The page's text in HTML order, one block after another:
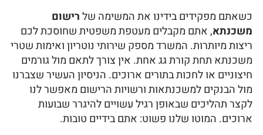
כשאתם מפקידים בידינו את המשימה שלרישום
משכנתא, אתם מקבלים מעטפת משפטית שחוסכת לכם
ריצות מיותרות. המשרד מספק שירותי נוטריון ואימות שטרי
משכנתא תחת קורת גג אחת. אין צורך לתאם מול גורמים
חיצוניים או לחכות בתורים ארוכים. הניסיון העשיר שצברנו
מול הבנקים למשכנתאות ורשויות הרישום מאפשר לנו
לקצר תהליכים שבאופן רגיל עשויים להיגרר שבועות
ארוכים. המוטו שלנו פשוט: אתם בידיים טובות.